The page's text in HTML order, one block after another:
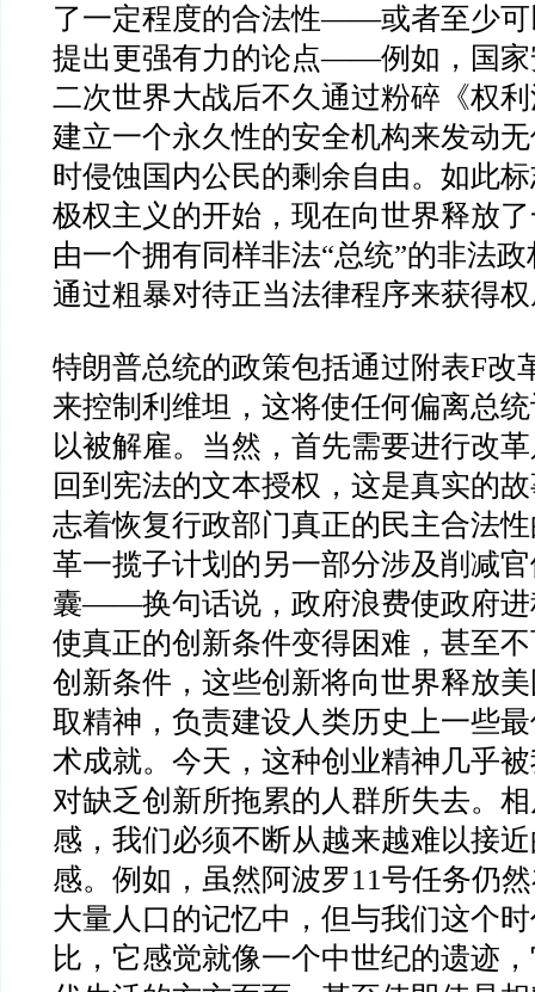
了一定程度的合法性——或者至少
提出更强有力的论点——例如，国
二次世界大战后不久通过粉碎《权
建立一个永久性的安全机构来发动
时侵蚀国内公民的剩余自由。如此
极权主义的开始，现在向世界释放
由一个拥有同样非法“总统”的非法
通过粗暴对待正当法律程序来获得
特朗普总统的政策包括通过附表F改
来控制利维坦，这将使任何偏离总
以被解雇。当然，首先需要进行改
回到宪法的文本授权，这是真实的
志着恢复行政部门真正的民主合法
革一揽子计划的另一部分涉及削减
囊——换句话说，政府浪费使政府
使真正的创新条件变得困难，甚至
创新条件，这些创新将向世界释放
取精神，负责建设人类历史上一些
术成就。今天，这种创业精神几乎
对缺乏创新所拖累的人群所失去。
感，我们必须不断从越来越难以接
感。例如，虽然阿波罗11号任务仍
大量人口的记忆中，但与我们这个
比，它感觉就像一个中世纪的遗迹